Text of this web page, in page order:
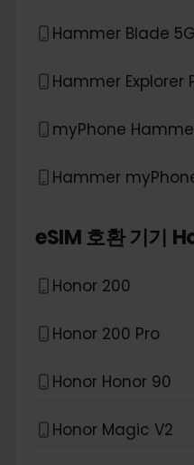
Hammer Blade 5G
Hammer Explorer
myPhone
Hammer
eSIM 호환 기기
Honor 200
Honor 200 Pro
Honor Honor 90
Honor Magic V2